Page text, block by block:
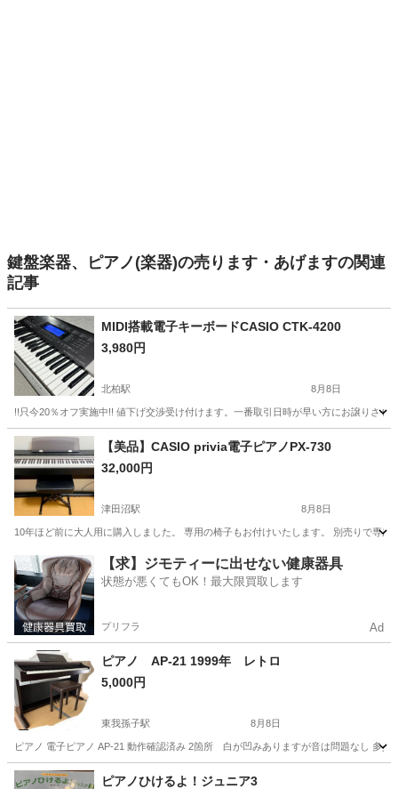
鍵盤楽器、ピアノ(楽器)の売ります・あげますの関連
記事
MIDI搭載電子キーボードCASIO CTK-4200
3,980円
北柏駅 8月8日
!!只今20％オフ実施中!! 値下げ交渉受け付けます。一番取引日時が早い方にお譲りさ
千葉 柏市 北柏駅 鍵盤楽器、ピアノ CASIO
【美品】CASIO privia電子ピアノPX-730
32,000円
津田沼駅 8月8日
10年ほど前に大人用に購入しました。 専用の椅子もお付けいたします。 別売りで専
千葉 船橋市 津田沼駅 鍵盤楽器、ピアノ privia
【求】ジモティーに出せない健康器具
状態が悪くてもOK！最大限買取します
プリフラ Ad
ピアノ AP-21 1999年 レトロ
5,000円
東我孫子駅 8月8日
ピアノ 電子ピアノ AP-21 動作確認済み 2箇所 白が凹みありますが音は問題なし 多
千葉 柏市 東我孫子駅 鍵盤楽器、ピアノ
ピアノひけるよ！ジュニア3